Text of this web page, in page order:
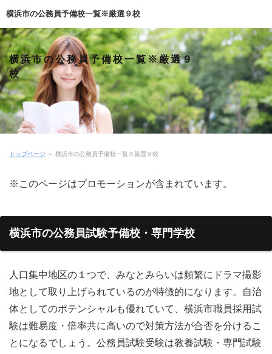
横浜市の公務員予備校一覧※厳選９校
横浜市の公務員予備校一覧※厳選９
校
トップページ ＞ 横浜市の公務員予備校一覧※厳選９校
※このページはプロモーションが含まれています。
横浜市の公務員試験予備校・専門学校
人口集中地区の１つで、みなとみらいは頻繁にドラマ撮影
地として取り上げられているのが特徴的になります。自治
体としてのポテンシャルも優れていて、横浜市職員採用試
験は難易度・倍率共に高いので対策方法が合否を分けるこ
とになるでしょう。公務員試験受験は教養試験・専門試験